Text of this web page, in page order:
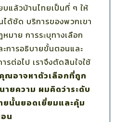
บแล้วบ้านไทยเป็นที่ ๆ ให้
ด้ชัด บริการของพวกเขา
มาย การระบุทางเลือก
ะการอธิบายขั้นตอนและ
ารต่อไป เราจึงตัดสินใจใช้
คุณอาจหาตัวเลือกที่ถูก
ายความ ผมคิดว่าระดับ
ยนั้นยอดเยี่ยมและคุ้ม
น